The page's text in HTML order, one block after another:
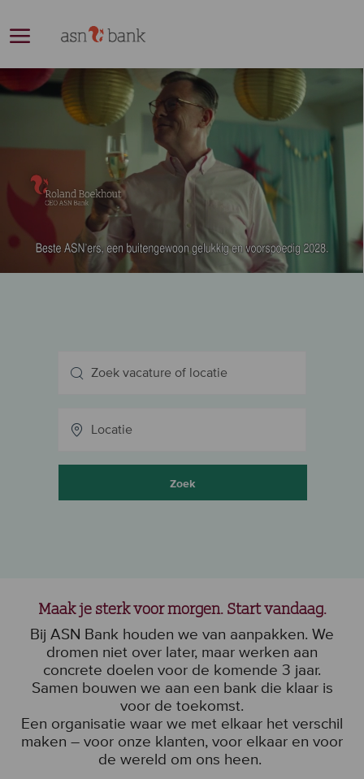
-
Zoek
Maak je sterk voor morgen. Start vandaag.
Bij ASN Bank houden we van aanpakken. We
dromen niet over later, maar werken aan
concrete doelen voor de komende 3 jaar.
Samen bouwen we aan een bank die klaar is
voor de toekomst.
Een organisatie waar we met elkaar het verschil
maken – voor onze klanten, voor elkaar en voor
de wereld om ons heen.